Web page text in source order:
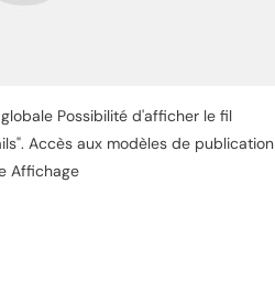
Possibilité d'afficher le fil
Accès aux modèles de publication
Affichage